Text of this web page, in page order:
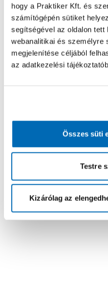
hogy a Praktiker Kft. és
számítógépén sütiket
segítségével az oldalon tett
webanalitikai és személyre
megjelenítése céljából
az adatkezelési
Összes süti
Testre
Kizárólag az